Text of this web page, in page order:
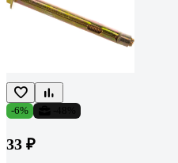
-6%
33 ₽